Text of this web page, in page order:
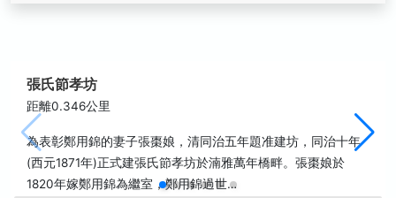
張氏節孝坊
距離0.346公里
為表彰鄭用錦的妻子張棗娘，清同治五年題准建坊，同治十年
(西元1871年)正式建張氏節孝坊於湳雅萬年橋畔。張棗娘於
1820年嫁鄭用錦為繼室，鄭用錦過世…